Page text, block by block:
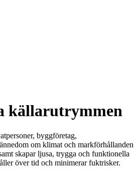
källarutrymmen
byggföretag,
om klimat och markförhållanden
skapar ljusa, trygga och funktionella
över tid och minimerar fuktrisker.